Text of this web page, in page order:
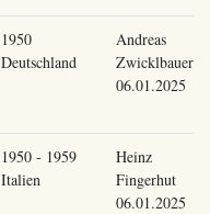
1950
Deutschland
Andreas
Zwicklbauer
06.01.2025
1950 - 1959
Italien
Heinz
Fingerhut
06.01.2025